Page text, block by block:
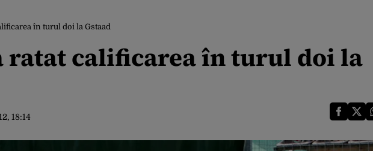
în turul doi la Gstaad
ratat calificarea în turul doi la
18:14